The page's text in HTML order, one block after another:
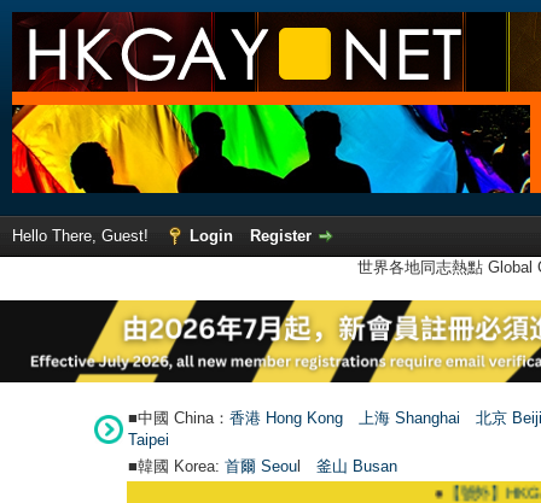
Hello There, Guest! Login
Register
世界各地同志熱點
■中國 China： 香港 Hong Kong 上海 Shanghai
北京
Taipei
■韓國 Korea: 首爾 Seoul 釜山 Busan
【號外】